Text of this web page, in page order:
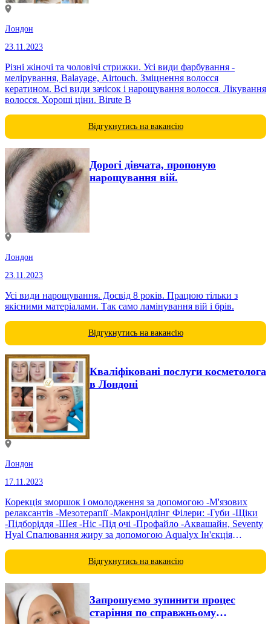
Лондон
23.11.2023
Різні жіночі та чоловічі стрижки. Усі види фарбування -
мелірування, Balayage, Airtouch. Зміцнення волосся
кератином. Всі види зачісок і нарощування волосся. Лікування
волосся. Хороші ціни. Birute B
Відгукнутись на вакансію
Дорогі дівчата, пропоную
нарощування вій.
Лондон
23.11.2023
Усі види нарощування. Досвід 8 років. Працюю тільки з
якісними матеріалами. Так само ламінування вій і брів.
Відгукнутись на вакансію
Кваліфіковані послуги косметолога
в Лондоні
Лондон
17.11.2023
Корекція зморшок і омолодження за допомогою -М'язових
релаксантів -Мезотерапії -Макронідлінг Філери: -Губи -Щіки
-Підборіддя -Шея -Ніс -Під очі -Профайло -Аквашайн, Seventy
Hyal Спалювання жиру за допомогою Aqualyx Ін'єкція
релаксанти за заниженими цінами Індивідуальний підхід до
конкретно вашої проблеми з...
Відгукнутись на вакансію
Запрошуємо зупинити процес
старіння по справжньому